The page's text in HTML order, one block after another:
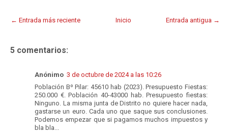
← Entrada más reciente Entrada antigua →
Inicio
5 comentarios:
Anónimo 3 de octubre de 2024 a las 10:26
Población Bº Pilar: 45610 hab (2023). Presupuesto Fiestas:
250.000 €. Población 40-43000 hab. Presupuesto fiestas:
Ninguno. La misma junta de Distrito no quiere hacer nada,
gastarse un euro. Cada uno que saque sus conclusiones.
Podemos empezar que si pagamos muchos impuestos y
bla bla...